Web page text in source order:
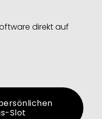
direkt auf
Slot